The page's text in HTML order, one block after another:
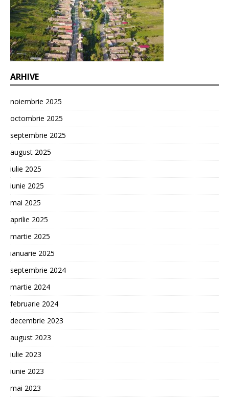
ARHIVE
noiembrie 2025
octombrie 2025
septembrie 2025
august 2025
iulie 2025
iunie 2025
mai 2025
aprilie 2025
martie 2025
ianuarie 2025
septembrie 2024
martie 2024
februarie 2024
decembrie 2023
august 2023
iulie 2023
iunie 2023
mai 2023